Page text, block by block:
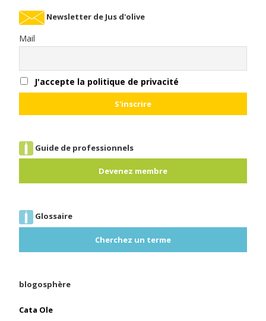
Newsletter de Jus d'olive
Mail
J'accepte la politique de privacité
Guide de professionnels
Devenez membre
Glossaire
Cherchez un terme
blogosphère
Cata Ole